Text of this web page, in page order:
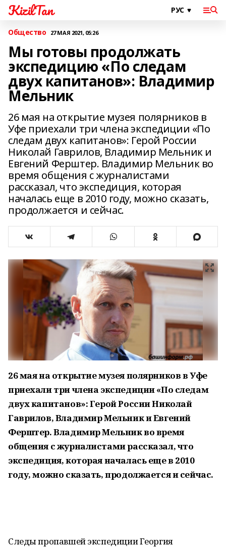
KizilTan
Общество 27 МАЯ 2021, 05:26
Мы готовы продолжать
экспедицию «По следам
двух капитанов»: Владимир
Мельник
26 мая на открытие музея полярников в
Уфе приехали три члена экспедиции «По
следам двух капитанов»: Герой России
Николай Гаврилов, Владимир Мельник и
Евгений Ферштер. Владимир Мельник во
время общения с журналистами
рассказал, что экспедиция, которая
началась еще в 2010 году, можно сказать,
продолжается и сейчас.
26 мая на открытие музея полярников в Уфе
приехали три члена экспедиции «По следам
двух капитанов»: Герой России Николай
Гаврилов, Владимир Мельник и Евгений
Ферштер. Владимир Мельник во время
общения с журналистами рассказал, что
экспедиция, которая началась еще в 2010
году, можно сказать, продолжается и сейчас.
Следы пропавшей экспедиции Георгия